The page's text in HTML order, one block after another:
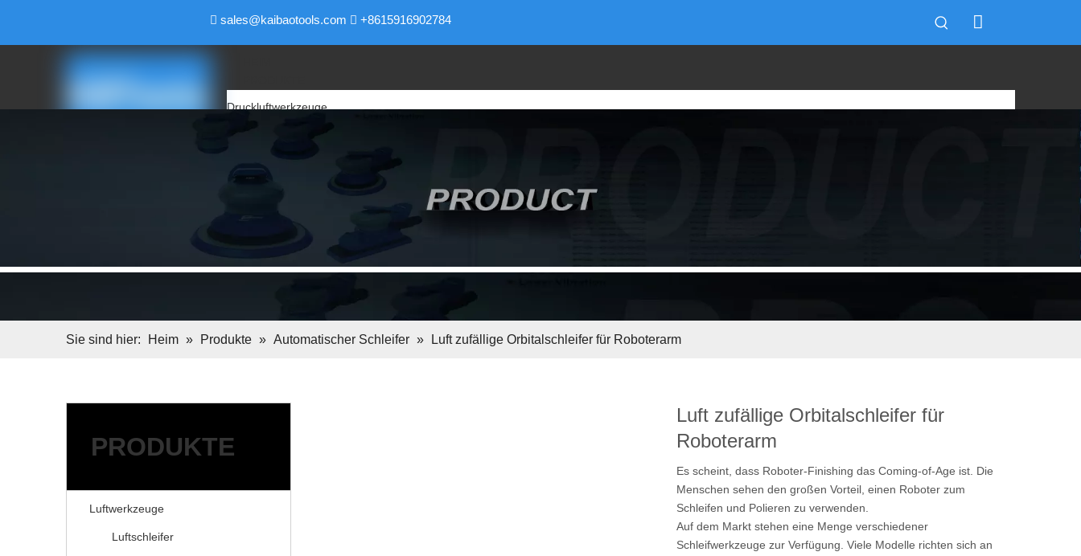
 sales@kaibaotools.com  +8615916902784
Druckluftwerkzeuge
Luftbandschleifer
Luftschleifer
Luftbohrer
Air Pencil Grinder
Luftfeile & Luftsägen
Luftschraubendreher
Elektrische Werkzeuge
Schleifblock
Service
Herunterladen
Sie sind hier: Heim » Produkte » Automatischer Schleifer » Luft zufällige Orbitalschleifer für Roboterarm
PRODUKTE
Luftwerkzeuge
Luftschleifer
Luft zufällige Orbitalschleifer für
Roboterarm
Es scheint, dass Roboter-Finishing das Coming-of-Age ist. Die
Menschen sehen den großen Vorteil, einen Roboter zum
Schleifen und Polieren zu verwenden.
Auf dem Markt stehen eine Menge verschiedener
Schleifwerkzeuge zur Verfügung. Viele Modelle richten sich an